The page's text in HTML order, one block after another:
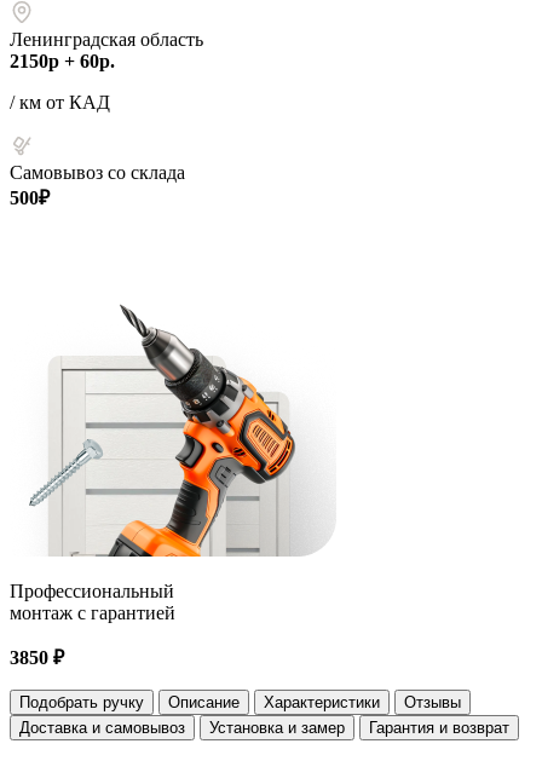
Ленинградская область
2150р + 60р.
/ км от КАД
Самовывоз со склада
500₽
Профессиональный
монтаж с гарантией
3850 ₽
Подобрать ручку Описание Характеристики
Отзывы
Доставка и самовывоз
Установка и замер Гарантия и возврат